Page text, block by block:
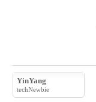
YinYang
techNewbie